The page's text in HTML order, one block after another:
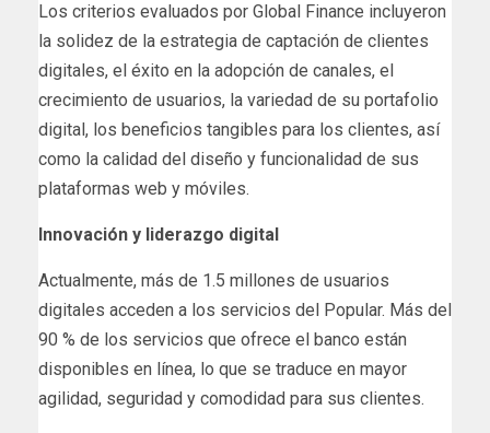
Los criterios evaluados por Global Finance incluyeron
la solidez de la estrategia de captación de clientes
digitales, el éxito en la adopción de canales, el
crecimiento de usuarios, la variedad de su portafolio
digital, los beneficios tangibles para los clientes, así
como la calidad del diseño y funcionalidad de sus
plataformas web y móviles.
Innovación y liderazgo digital
Actualmente, más de 1.5 millones de usuarios
digitales acceden a los servicios del Popular. Más del
90 % de los servicios que ofrece el banco están
disponibles en línea, lo que se traduce en mayor
agilidad, seguridad y comodidad para sus clientes.